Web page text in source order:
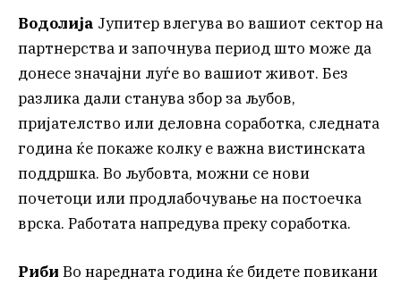
Водолија Јупитер влегува во вашиот сектор на
партнерства и започнува период што може да
донесе значајни луѓе во вашиот живот. Без
разлика дали станува збор за љубов,
пријателство или деловна соработка, следната
година ќе покаже колку е важна вистинската
поддршка. Во љубовта, можни се нови
почетоци или продлабочување на постоечка
врска. Работата напредува преку соработка.
Риби Во наредната година ќе бидете повикани